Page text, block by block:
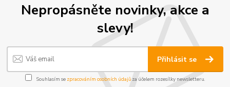
Nepropásněte novinky, akce a
slevy!
Přihlásit se
Souhlasím se zpracováním osobních údajůza účelem rozesílky newsletteru.